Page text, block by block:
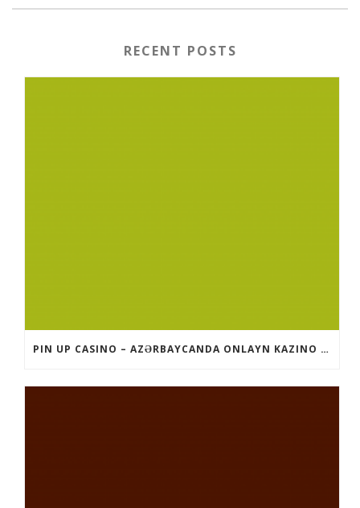
RECENT POSTS
PIN UP CASINO – AZƏRBAYCANDA ONLAYN KAZINO PIN-UP